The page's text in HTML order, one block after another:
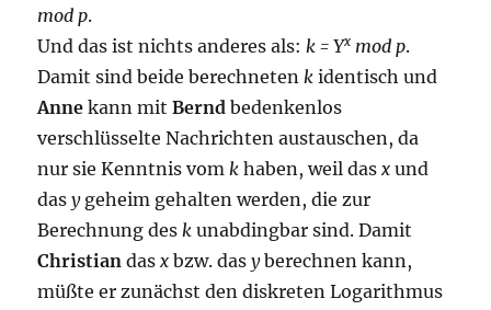
mod p.
Und das ist nichts anderes als:k = Yx mod p.
Damit sind beide berechnetenk identisch und
Anne kann mitBernd bedenkenlos
verschlüsselte Nachrichten austauschen, da
nur sie Kenntnis vomk haben, weil dasx und
dasygeheim gehalten werden, die zur
Berechnung desk unabdingbar sind. Damit
Christian dasx bzw. dasyberechnen kann,
müßte er zunächst den diskreten Logarithmus